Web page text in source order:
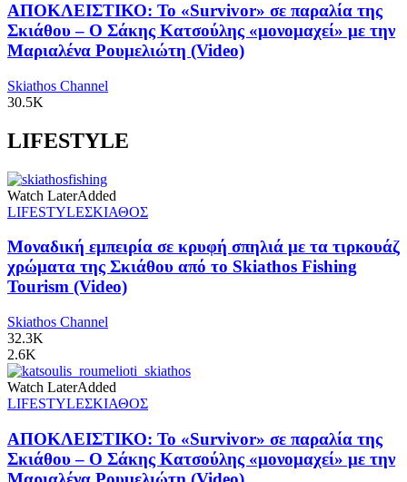
ΑΠΟΚΛΕΙΣΤΙΚΟ: Το «Survivor» σε παραλία της
Σκιάθου – Ο Σάκης Κατσούλης «μονομαχεί» με την
Μαριαλένα Ρουμελιώτη (Video)
Skiathos Channel
30.5K
LIFESTYLE
Watch LaterAdded
LIFESTYLEΣΚΙΑΘΟΣ
Μοναδική εμπειρία σε κρυφή σπηλιά με τα τιρκουάζ
χρώματα της Σκιάθου από το Skiathos Fishing
Tourism (Video)
Skiathos Channel
32.3K
2.6K
Watch LaterAdded
LIFESTYLEΣΚΙΑΘΟΣ
ΑΠΟΚΛΕΙΣΤΙΚΟ: Το «Survivor» σε παραλία της
Σκιάθου – Ο Σάκης Κατσούλης «μονομαχεί» με την